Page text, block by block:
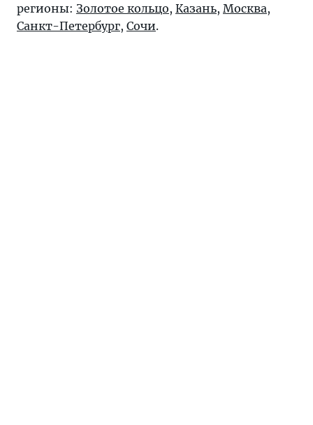
регионы: Золотое кольцо, Казань, Москва,
Санкт-Петербург, Сочи.